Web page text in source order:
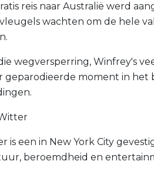
reis naar Australië werd
vleugels wachten om de hele
wegversperring, Winfrey's
geparodieerde moment in het
is een in New York City
beroemdheid en